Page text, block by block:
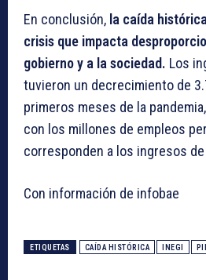
En conclusión, la caída
crisis que impacta
gobierno y a la sociedad. Los
tuvieron un decrecimiento de
primeros meses de la
con los millones de empleos
corresponden a los ingresos
Con información de infobae
ETIQUETAS CAÍDA HISTÓRICA INEGI